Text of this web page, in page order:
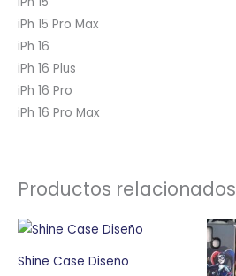
iPh 15 Pro Max
iPh 16
iPh 16 Plus
iPh 16 Pro
iPh 16 Pro Max
Productos relacionados
Shine Case Diseño